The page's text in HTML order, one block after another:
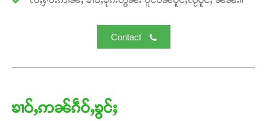
Contact
ၶၢဝ်ႇဢၼ်ၵဵဝ်ႇၶွင်ႈ